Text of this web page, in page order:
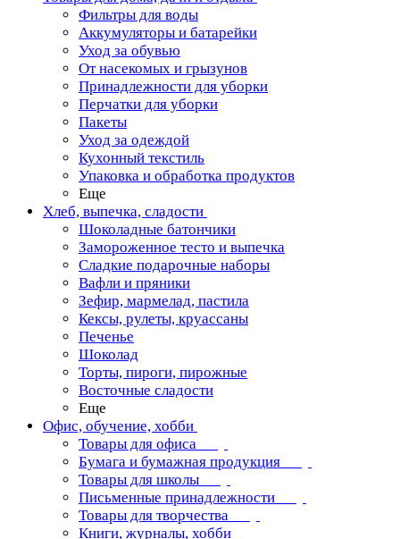
Фильтры для воды
Аккумуляторы и батарейки
Уход за обувью
От насекомых и грызунов
Принадлежности для уборки
Перчатки для уборки
Пакеты
Уход за одеждой
Кухонный текстиль
Упаковка и обработка продуктов
Еще
Хлеб, выпечка, сладости
Шоколадные батончики
Замороженное тесто и выпечка
Сладкие подарочные наборы
Вафли и пряники
Зефир, мармелад, пастила
Кексы, рулеты, круассаны
Печенье
Шоколад
Торты, пироги, пирожные
Восточные сладости
Еще
Офис, обучение, хобби
Товары для офиса
Бумага и бумажная продукция
Товары для школы
Письменные принадлежности
Товары для творчества
Книги, журналы, хобби